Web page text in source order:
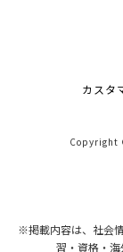
カスタ
Copyright
※掲載内容は、社会
習・資格・海